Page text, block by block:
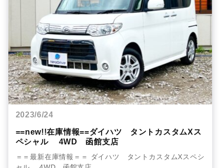
2023/6/24
==new!!在庫情報==ダイハツ タントカスタムXス
ペシャル 4WD 函館支店
＝＝最新在庫情報＝＝ ダイハツ タントカスタムXスペシ